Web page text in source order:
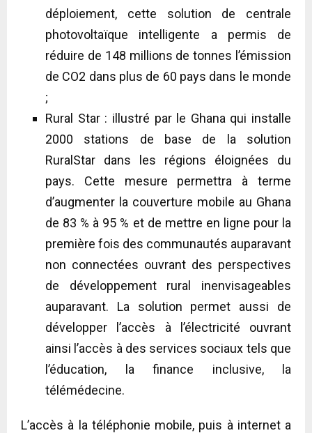
déploiement, cette solution de centrale
photovoltaïque intelligente a permis de
réduire de 148 millions de tonnes l’émission
de CO2 dans plus de 60 pays dans le monde
;
Rural Star : illustré par le Ghana qui installe
2000 stations de base de la solution
RuralStar dans les régions éloignées du
pays. Cette mesure permettra à terme
d’augmenter la couverture mobile au Ghana
de 83 % à 95 % et de mettre en ligne pour la
première fois des communautés auparavant
non connectées ouvrant des perspectives
de développement rural inenvisageables
auparavant. La solution permet aussi de
développer l’accès à l’électricité ouvrant
ainsi l’accès à des services sociaux tels que
l’éducation, la finance inclusive, la
télémédecine.
L’accès à la téléphonie mobile, puis à internet a